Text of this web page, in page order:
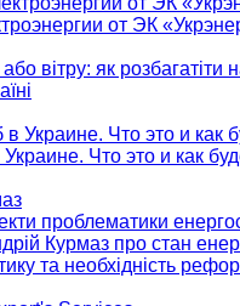
от ЭК
вітру: як розбагатіти
Что это и как
проблематики
Курмаз про стан
та необхідність